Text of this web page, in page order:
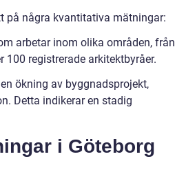
på några kvantitativa mätningar:
arbetar inom olika områden, från
registrerade arkitektbyråer.
ökning av byggnadsprojekt,
Detta indikerar en stadig
i Göteborg